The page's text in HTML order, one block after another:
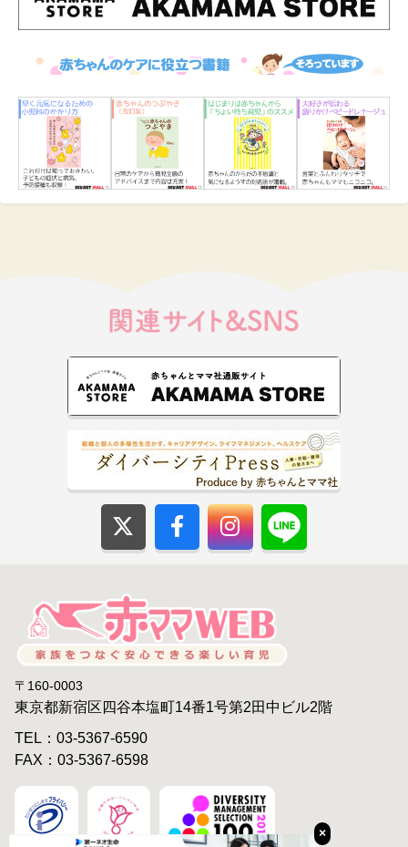
×
〒160-0003
東京都新宿区四谷本塩町14番1号第2田中ビル2階
TEL：03-5367-6590
FAX：03-5367-6598